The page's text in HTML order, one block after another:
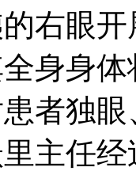
右眼
身身
者独
主任